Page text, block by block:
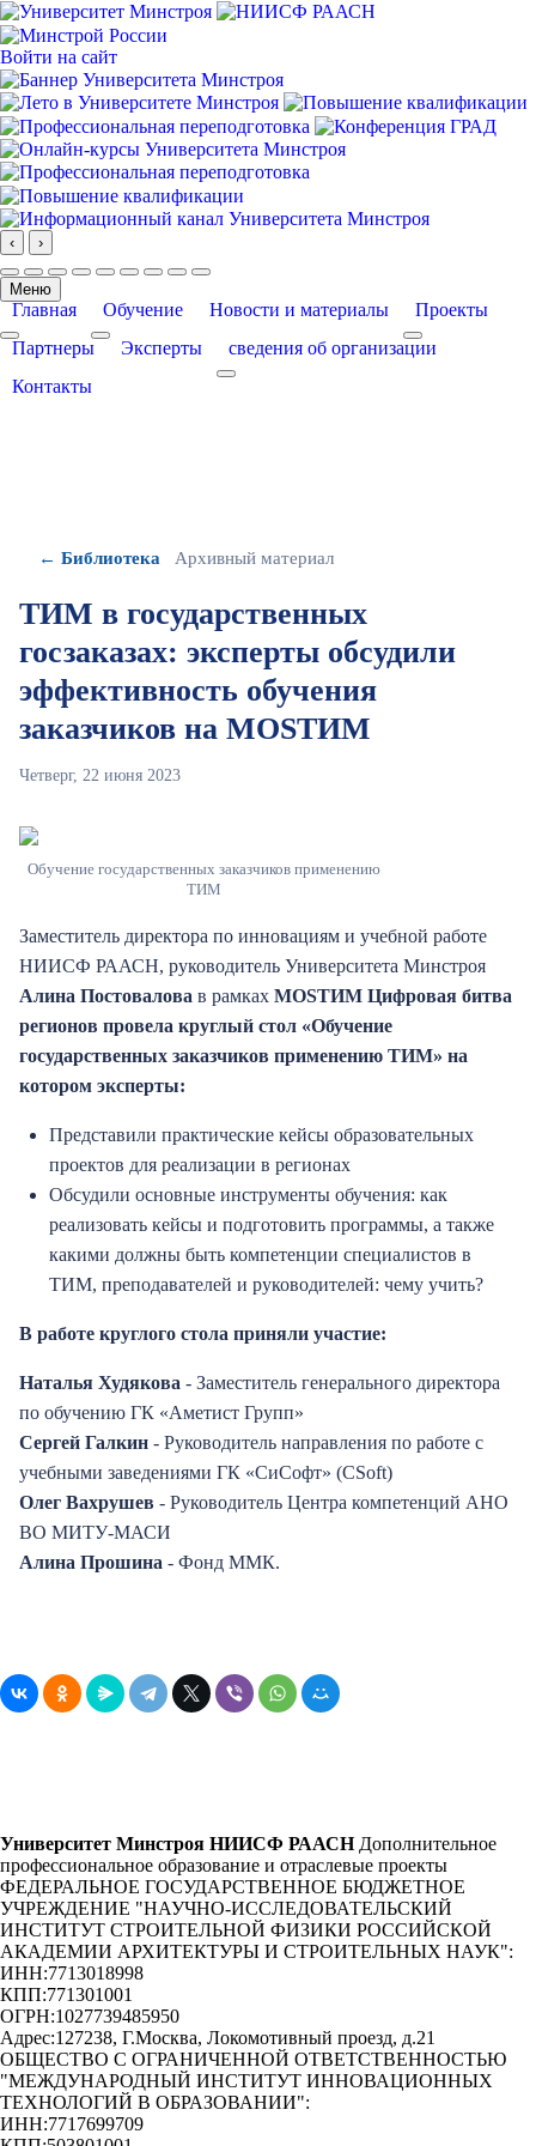
Войти на сайт
‹ ›
Меню
Главная
More about: Главная
Обучение
More about: Обучение
Новости и материалы Проекты
More about:
Партнеры Эксперты сведения об организации
More about: сведения об организации
Контакты
← Библиотека Архивный материал
ТИМ в государственных
госзаказах: эксперты обсудили
эффективность обучения
заказчиков на MOSТИМ
Четверг, 22 июня 2023
Обучение государственных заказчиков применению
ТИМ
Заместитель директора по инновациям и учебной работе
НИИСФ РААСН, руководитель Университета Минстроя
Алина Постовалова в рамках MOSТИМ Цифровая битва
регионов провела круглый стол «Обучение
государственных заказчиков применению ТИМ» на
котором эксперты:
Представили практические кейсы образовательных
проектов для реализации в регионах
Обсудили основные инструменты обучения: как
реализовать кейсы и подготовить программы, а также
какими должны быть компетенции специалистов в
ТИМ, преподавателей и руководителей: чему учить?
В работе круглого стола приняли участие:
Наталья Худякова - Заместитель генерального директора
по обучению ГК «Аметист Групп»
Сергей Галкин - Руководитель направления по работе с
учебными заведениями ГК «СиСофт» (CSoft)
Олег Вахрушев - Руководитель Центра компетенций АНО
ВО МИТУ-МАСИ
Алина Прошина - Фонд ММК.
Университет Минстроя НИИСФ РААСН Дополнительное
профессиональное образование и отраслевые проекты
ФЕДЕРАЛЬНОЕ ГОСУДАРСТВЕННОЕ БЮДЖЕТНОЕ
УЧРЕЖДЕНИЕ "НАУЧНО-ИССЛЕДОВАТЕЛЬСКИЙ
ИНСТИТУТ СТРОИТЕЛЬНОЙ ФИЗИКИ РОССИЙСКОЙ
АКАДЕМИИ АРХИТЕКТУРЫ И СТРОИТЕЛЬНЫХ НАУК":
ИНН:7713018998
КПП:771301001
ОГРН:1027739485950
Адрес:127238, Г.Москва, Локомотивный проезд, д.21
ОБЩЕСТВО С ОГРАНИЧЕННОЙ ОТВЕТСТВЕННОСТЬЮ
"МЕЖДУНАРОДНЫЙ ИНСТИТУТ ИННОВАЦИОННЫХ
ТЕХНОЛОГИЙ В ОБРАЗОВАНИИ":
ИНН:7717699709